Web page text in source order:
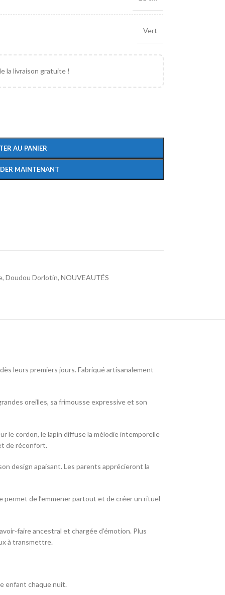
Vert
la livraison gratuite !
AU PANIER
MAINTENANT
, Doudou Dorlotin, NOUVEAUTÉS
leurs premiers jours. Fabriqué artisanalement
oreilles, sa frimousse expressive et son
le cordon, le lapin diffuse la mélodie intemporelle
de réconfort.
design apaisant. Les parents apprécieront la
permet de l’emmener partout et de créer un rituel
faire ancestral et chargée d’émotion. Plus
à transmettre.
enfant chaque nuit.